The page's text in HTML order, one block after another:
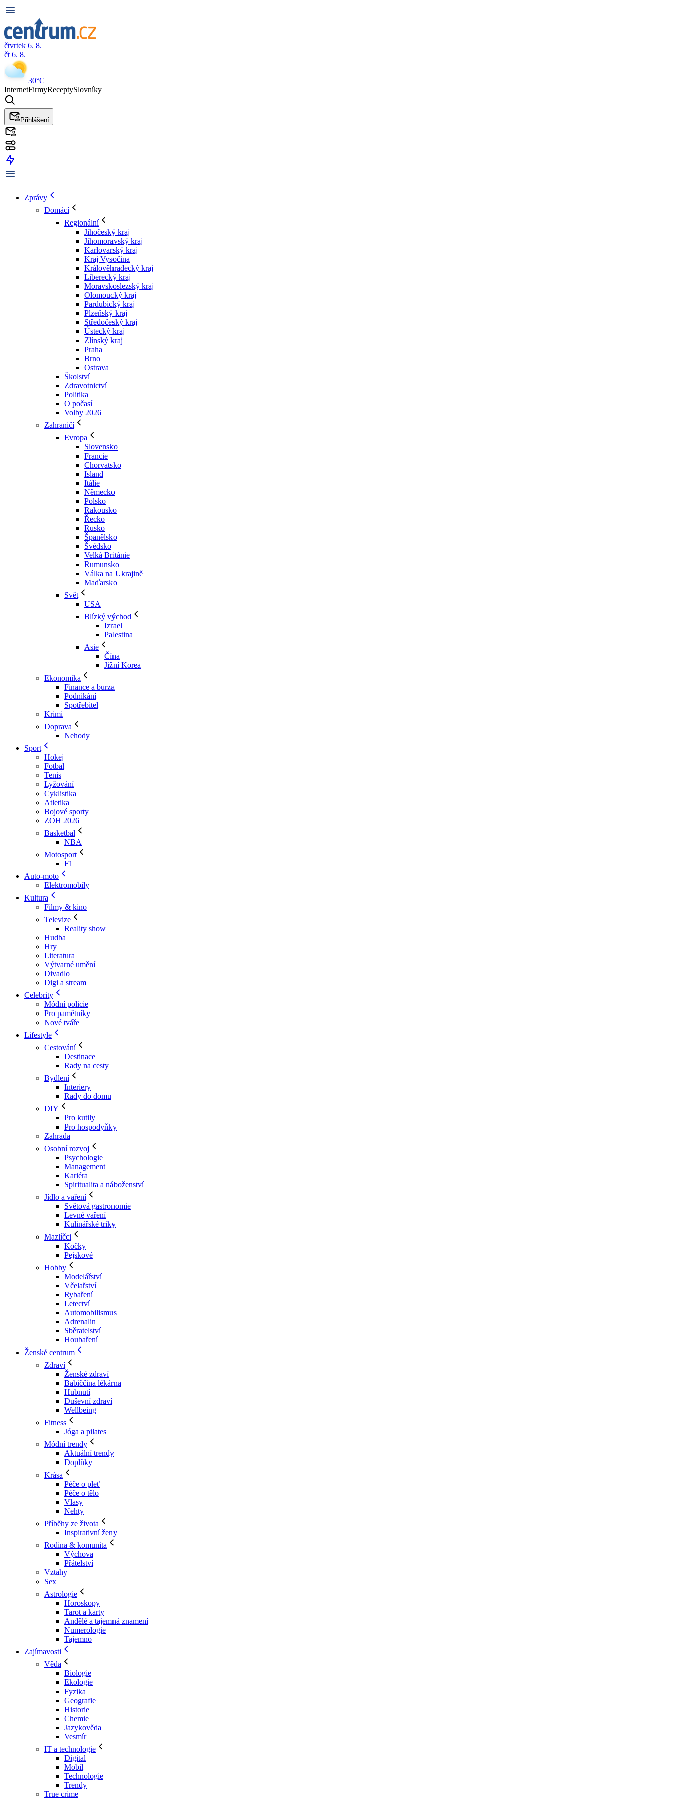
čtvrtek 6. 8.
čt 6. 8.
30°C
InternetFirmyReceptySlovníky
Přihlášení
Zprávy
Domácí
Regionální
Jihočeský kraj
Jihomoravský kraj
Karlovarský kraj
Kraj Vysočina
Králověhradecký kraj
Liberecký kraj
Moravskoslezský kraj
Olomoucký kraj
Pardubický kraj
Plzeňský kraj
Středočeský kraj
Ústecký kraj
Zlínský kraj
Praha
Brno
Ostrava
Školství
Zdravotnictví
Politika
O počasí
Volby 2026
Zahraničí
Evropa
Slovensko
Francie
Chorvatsko
Island
Itálie
Německo
Polsko
Rakousko
Řecko
Rusko
Španělsko
Švédsko
Velká Británie
Rumunsko
Válka na Ukrajině
Maďarsko
Svět
USA
Blízký východ
Izrael
Palestina
Asie
Čína
Jižní Korea
Ekonomika
Finance a burza
Podnikání
Spotřebitel
Krimi
Doprava
Nehody
Sport
Hokej
Fotbal
Tenis
Lyžování
Cyklistika
Atletika
Bojové sporty
ZOH 2026
Basketbal
NBA
Motosport
F1
Auto-moto
Elektromobily
Kultura
Filmy & kino
Televize
Reality show
Hudba
Hry
Literatura
Výtvarné umění
Divadlo
Digi a stream
Celebrity
Módní policie
Pro pamětníky
Nové tváře
Lifestyle
Cestování
Destinace
Rady na cesty
Bydlení
Interiery
Rady do domu
DIY
Pro kutily
Pro hospodyňky
Zahrada
Osobní rozvoj
Psychologie
Management
Kariéra
Spiritualita a náboženství
Jídlo a vaření
Světová gastronomie
Levné vaření
Kulinářské triky
Mazlíčci
Kočky
Pejskové
Hobby
Modelářství
Včelařství
Rybaření
Letectví
Automobilismus
Adrenalin
Sběratelství
Houbaření
Ženské centrum
Zdraví
Ženské zdraví
Babiččina lékárna
Hubnutí
Duševní zdraví
Wellbeing
Fitness
Jóga a pilates
Módní trendy
Aktuální trendy
Doplňky
Krása
Péče o pleť
Péče o tělo
Vlasy
Nehty
Příběhy ze života
Inspirativní ženy
Rodina & komunita
Výchova
Přátelství
Vztahy
Sex
Astrologie
Horoskopy
Tarot a karty
Andělé a tajemná znamení
Numerologie
Tajemno
Zajímavosti
Věda
Biologie
Ekologie
Fyzika
Geografie
Historie
Chemie
Jazykověda
Vesmír
IT a technologie
Digital
Mobil
Technologie
Trendy
True crime